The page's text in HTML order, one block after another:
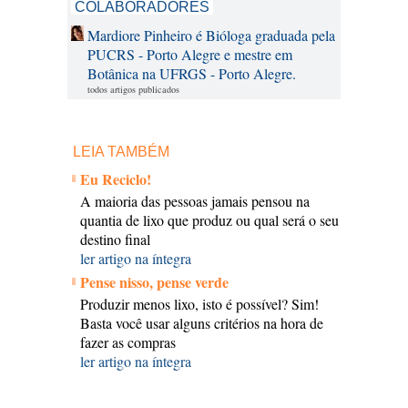
COLABORADORES
Mardiore Pinheiro é Bióloga graduada pela
PUCRS - Porto Alegre e mestre em
Botânica na UFRGS - Porto Alegre.
todos artigos publicados
LEIA TAMBÉM
Eu Reciclo!
A maioria das pessoas jamais pensou na
quantia de lixo que produz ou qual será o seu
destino final
ler artigo na íntegra
Pense nisso, pense verde
Produzir menos lixo, isto é possível? Sim!
Basta você usar alguns critérios na hora de
fazer as compras
ler artigo na íntegra